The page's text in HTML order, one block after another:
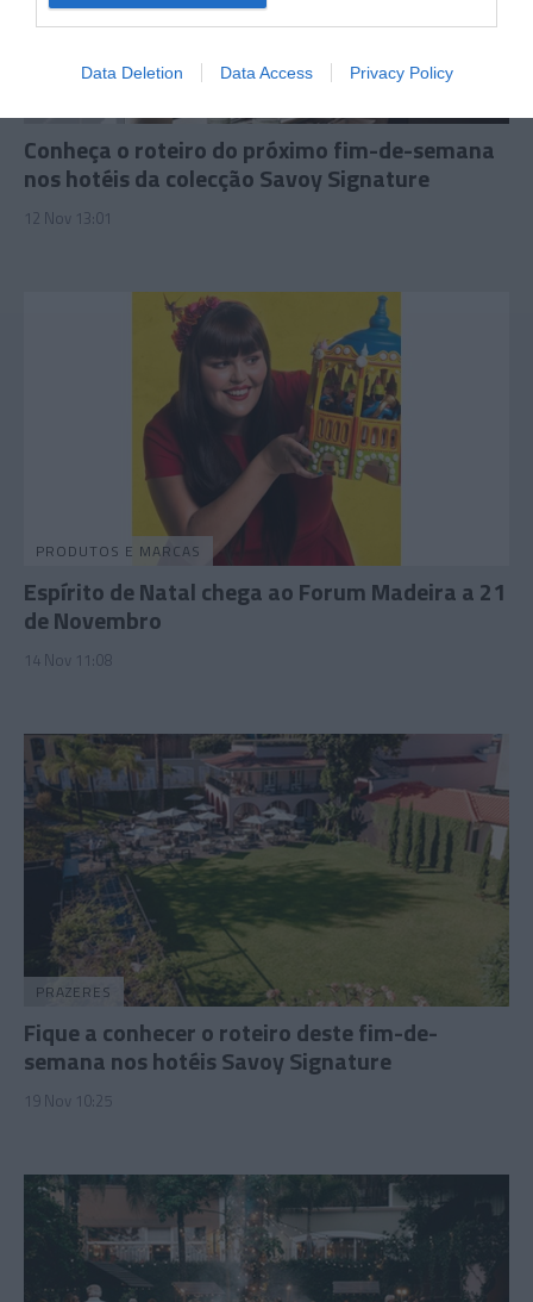
Data Deletion Data Access Privacy Policy
Conheça o roteiro do próximo fim-de-semana
nos hotéis da colecção Savoy Signature
12 Nov 13:01
PRODUTOS E MARCAS
Espírito de Natal chega ao Forum Madeira a 21
de Novembro
14 Nov 11:08
PRAZERES
Fique a conhecer o roteiro deste fim-de-
semana nos hotéis Savoy Signature
19 Nov 10:25